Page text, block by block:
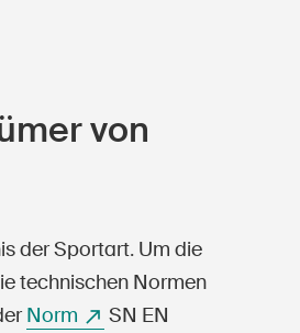
von
der Sportart. Um die
technischen Normen
Norm
SN EN